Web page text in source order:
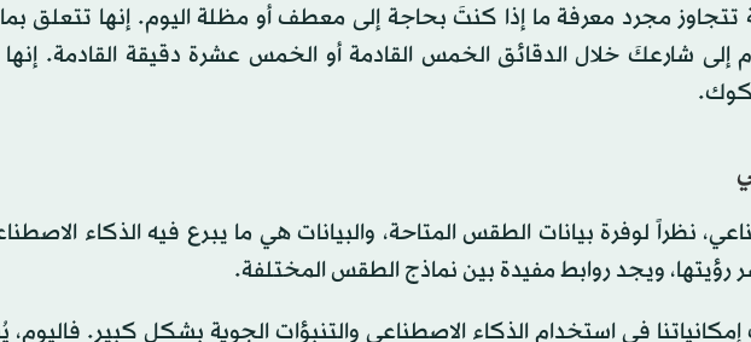
مجرد معرفة ما إذا كنتَ بحاجة إلى معطف أو مظلة اليوم. إنها تتعلق بما
إلى شارعكَ خلال الدقائق الخمس القادمة أو الخمس عشرة دقيقة القادمة.
نظراً لوفرة بيانات الطقس المتاحة، والبيانات هي ما يبرع فيه الذكاء
ويجد روابط مفيدة بين نماذج الطقس المختلفة.
في استخدام الذكاء الاصطناعي والتنبؤات الجوية بشكل كبير.